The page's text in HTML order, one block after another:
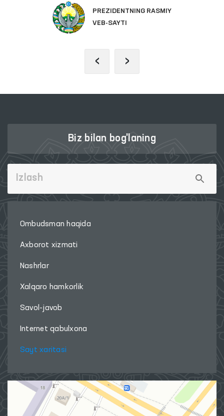
PREZIDENTNING RASMIY
VEB-SAYTI
‹ ›
Biz bilan bog'laning
Ombudsman haqida
Axborot xizmati
Nashrlar
Xalqaro hamkorlik
Savol-javob
Internet qabulxona
Sayt xaritasi